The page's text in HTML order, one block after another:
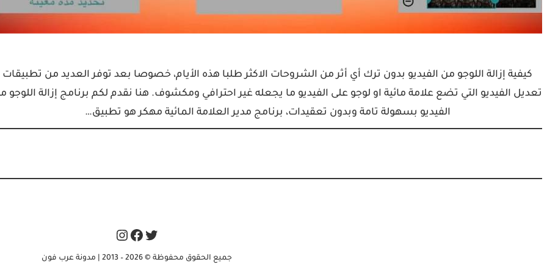
كيفية إزالة اللوجو من الفيديو بدون ترك أي أثر من الشروحات الاكثر طلبا هذه الأيام، خصوصا بعد توفر العديد من تطبيقات
تعديل الفيديو التي تضع علامة مائية او لوجو على الفيديو ما يجعله غير احترافي ومكشوف. هنا نقدم لكم برنامج إزالة اللوجو
الفيديو بسهولة تامة وبدون تعقيدات، برنامج مدير العلامة المائية مهكر هو تطبيق…
Twitter
Facebook
Instagram
جميع الحقوق محفوظة © 2026 – 2013 | مدونة عرب فون